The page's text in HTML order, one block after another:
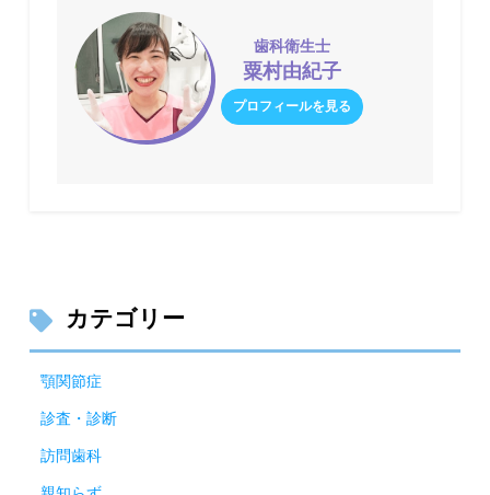
歯科衛生士
粟村由紀子
プロフィールを見る
カテゴリー
顎関節症
診査・診断
訪問歯科